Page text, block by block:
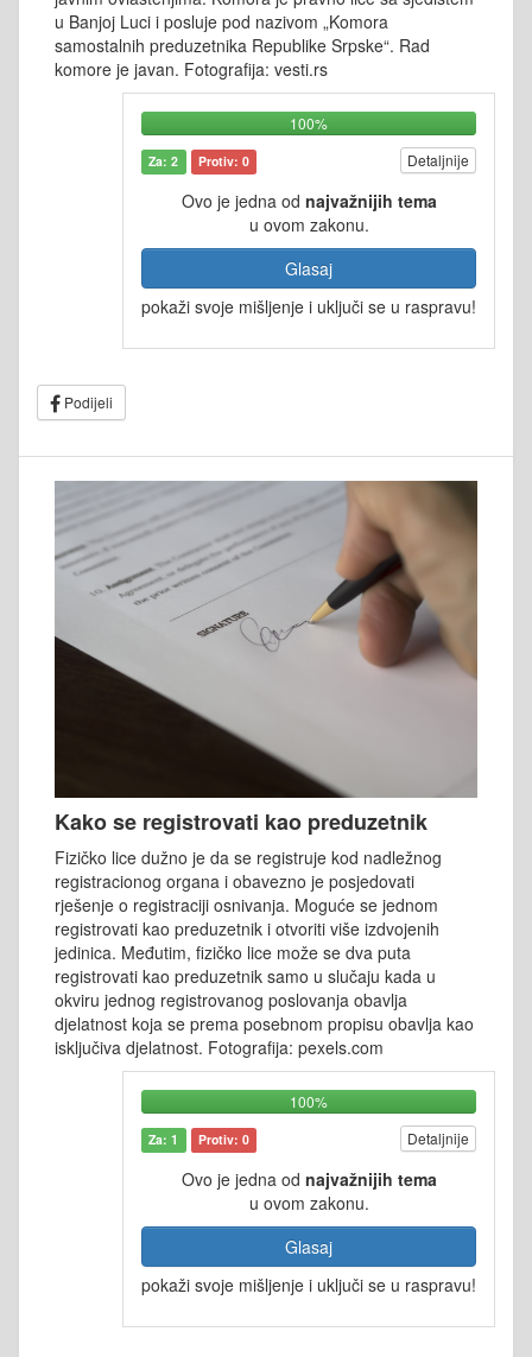
u Banjoj Luci i posluje pod nazivom „Komora
samostalnih preduzetnika Republike Srpske“. Rad
komore je javan. Fotografija: vesti.rs
100%
Za: 2 Protiv: 0 Detaljnije
Ovo je jedna od najvažnijih tema
u ovom zakonu.
Glasaj
pokaži svoje mišljenje i uključi se u raspravu!
Podijeli
Kako se registrovati kao preduzetnik
Fizičko lice dužno je da se registruje kod nadležnog
registracionog organa i obavezno je posjedovati
rješenje o registraciji osnivanja. Moguće se jednom
registrovati kao preduzetnik i otvoriti više izdvojenih
jedinica. Međutim, fizičko lice može se dva puta
registrovati kao preduzetnik samo u slučaju kada u
okviru jednog registrovanog poslovanja obavlja
djelatnost koja se prema posebnom propisu obavlja kao
isključiva djelatnost. Fotografija: pexels.com
100%
Za: 1 Protiv: 0 Detaljnije
Ovo je jedna od najvažnijih tema
u ovom zakonu.
Glasaj
pokaži svoje mišljenje i uključi se u raspravu!